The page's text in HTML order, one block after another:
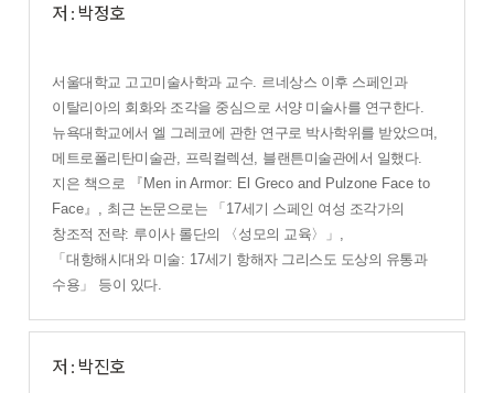
저 : 박정호
서울대학교 고고미술사학과 교수
르네상스 이후 스페인과
이탈리아의 회화와 조각을 중심으로 서양 미술사를 연구한다.
뉴욕대학교에서 엘 그레코에 관한 연구로 박사학위를 받았으며
메트로폴리탄미술관, 프릭컬렉션 블랜튼미술관에서 일했다.
지은 책으로
『Men in Armor: El Greco and Pulzone Face to
Face 』 최근 논문으로는 「17세기 스페인 여성 조각가의
창조적 전략: 루이사 롤단의 〈 성모의 교육〉」
「대항해시대와 미술: 17세기 항해자 그리스도 도상의 유통과
수용 」 등이 있다.
저 : 박진호